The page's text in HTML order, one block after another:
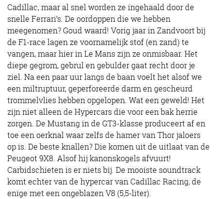
Cadillac, maar al snel worden ze ingehaald door de
snelle Ferrari’s. De oordoppen die we hebben
meegenomen? Goud waard! Vorig jaar in Zandvoort bij
de F1-race lagen ze voornamelijk stof (en zand) te
vangen, maar hier in Le Mans zijn ze onmisbaar. Het
diepe gegrom, gebrul en gebulder gaat recht door je
ziel. Na een paar uur langs de baan voelt het alsof we
een miltruptuur, geperforeerde darm en gescheurd
trommelvlies hebben opgelopen. Wat een geweld! Het
zijn niet alleen de Hypercars die voor een bak herrie
zorgen. De Mustang in de GT3-klasse produceert af en
toe een oerknal waar zelfs de hamer van Thor jaloers
op is. De beste knallen? Die komen uit de uitlaat van de
Peugeot 9X8. Alsof hij kanonskogels afvuurt!
Carbidschieten is er niets bij. De mooiste soundtrack
komt echter van de hypercar van Cadillac Racing, de
enige met een ongeblazen V8 (5,5-liter).